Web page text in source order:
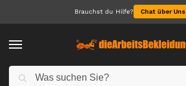
Brauchst du Hilfe? Chat über Uns
Start Arbeitshandschuhe / D Chemical B Latex Stulpe